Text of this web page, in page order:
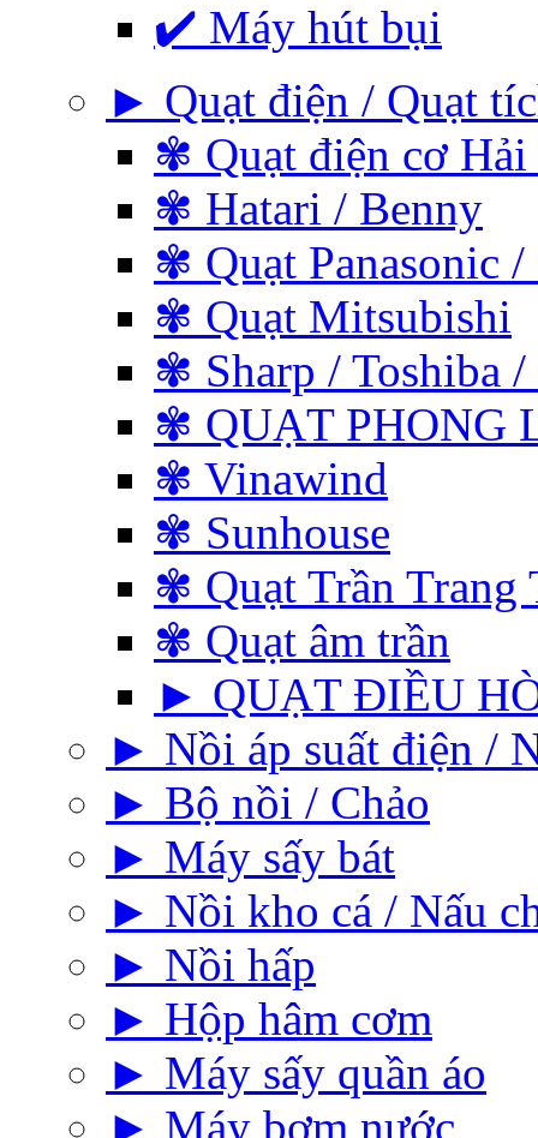
✔️ Máy hút bụi
► Quạt điện / Quạt
✾ Quạt điện cơ Hải
✾ Hatari / Benny
✾ Quạt Panasonic /
✾ Quạt Mitsubishi
✾ Sharp / Toshiba
✾ QUẠT PHONG
✾ Vinawind
✾ Sunhouse
✾ Quạt Trần Trang
✾ Quạt âm trần
► QUẠT ĐIỀU
► Nồi áp suất điện /
► Bộ nồi / Chảo
► Máy sấy bát
► Nồi kho cá / Nấu
► Nồi hấp
► Hộp hâm cơm
► Máy sấy quần áo
► Máy bơm nước